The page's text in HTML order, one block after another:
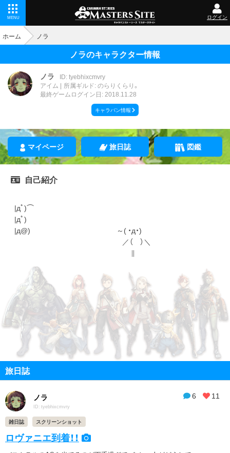
MENU ログイン
ホーム ノラ
ノラのキャラクター情報
ノラ
ID: tyebhixcmvry
アイム
所属ギルド: のらりくらり。
最終ゲームログイン日: 2018.11.28
キャラバン情報
マイページ 旅日誌 図鑑
自己紹介
|дﾟ)⌒
|дﾟ)
|д@) ～( ・д・)
／（ ）＼
∥
旅日誌
6 11
ノラ
ID: tyebhixcmvry
雑日誌 スクリーンショット
ロヴァニエ到着！！